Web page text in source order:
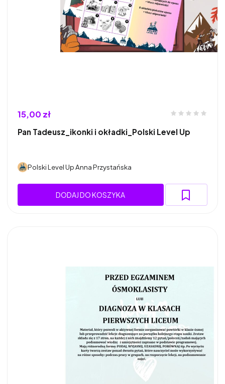
15,00 zł
Pan Tadeusz_ikonki i okładki_Polski Level Up
Polski Level Up Anna Przystańska
DODAJ DO KOSZYKA